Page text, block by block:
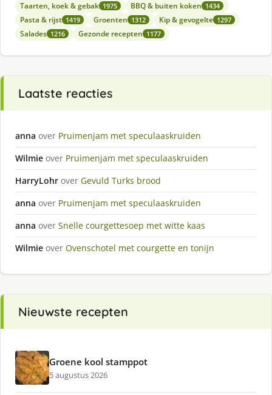
Taarten, koek & gebak 1975 BBQ & buiten koken 1434
Pasta & rijst 1419 Groenten 1312 Kip & gevogelte 1297
Salades 1216 Gezonde recepten 1177
Laatste reacties
anna over Pruimenjam met speculaaskruiden
Wilmie over Pruimenjam met speculaaskruiden
HarryLohr over Gevuld Turks brood
anna over Pruimenjam met speculaaskruiden
anna over Snelle courgettesoep met witte kaas
Wilmie over Ovenschotel met courgette en tonijn
Nieuwste recepten
Groene kool stamppot
5 augustus 2026